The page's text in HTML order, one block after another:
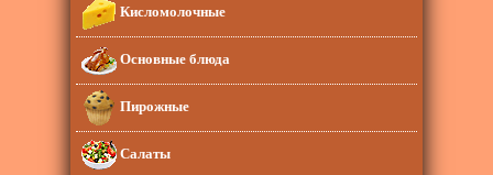
Кисломолочные
Основные блюда
Пирожные
Салаты